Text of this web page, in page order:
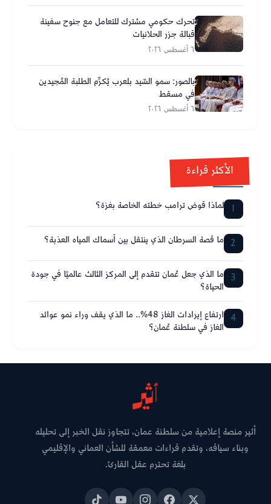
تحرك حكومي مشترك للتعامل مع جنوح سفينة
قبالة جزر الحلانيات
٦ أغسطس ٢٠٢٦
بالصور: سمو السّيد بلعرب يُكرِّم الطلبة المُجيدين
في مسقط
٦ أغسطس ٢٠٢٦
الأكثر قراءة
1 لماذا قوض ترامب خطته الخاصة بغزة؟
2 ما قصة السرطان الذي ينتقل بين أسماك المياه العذبة؟
3 ما الذي جعل عُمان تتقدم إلى المركز الثالث عالميًا في جودة
الحياة؟
4 ارتفاع إيرادات الغاز 48%.. ما الذي يقف وراء نمو عوائد
الغاز في سلطنة عُمان؟
أثير منصة إعلامية من سلطنة عمان، تتجاوز نقل الخبر إلى تحليله
وبناء سياقه، وتقدم قراءات معمقة للشأن العماني والإقليمي
بلغة تحترم عقل القارئ.